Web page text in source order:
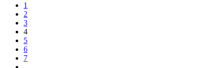
1
2
3
4
5
6
7